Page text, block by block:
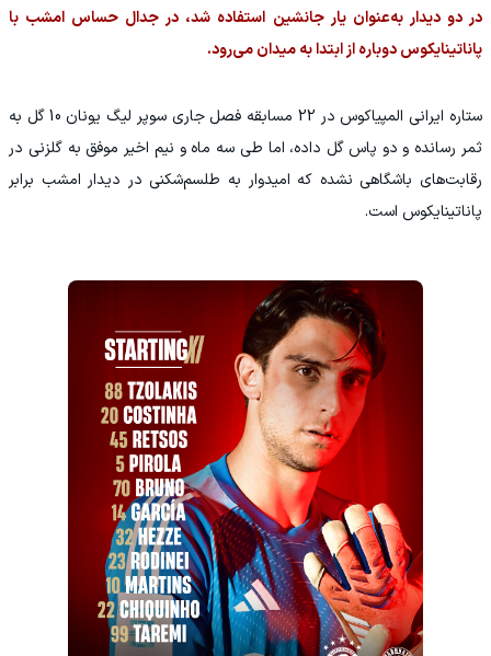
در دو دیدار به‌عنوان یار جانشین استفاده شد، در جدال حساس امشب با
پاناتینایکوس دوباره از ابتدا به میدان می‌رود.
ستاره ایرانی المپیاکوس در 22 مسابقه فصل جاری سوپر لیگ یونان 10 گل به
ثمر رسانده و دو پاس گل داده، اما طی سه ماه و نیم اخیر موفق به گلزنی در
رقابت‌های باشگاهی نشده که امیدوار به طلسم‌شکنی در دیدار امشب برابر
پاناتینایکوس است.